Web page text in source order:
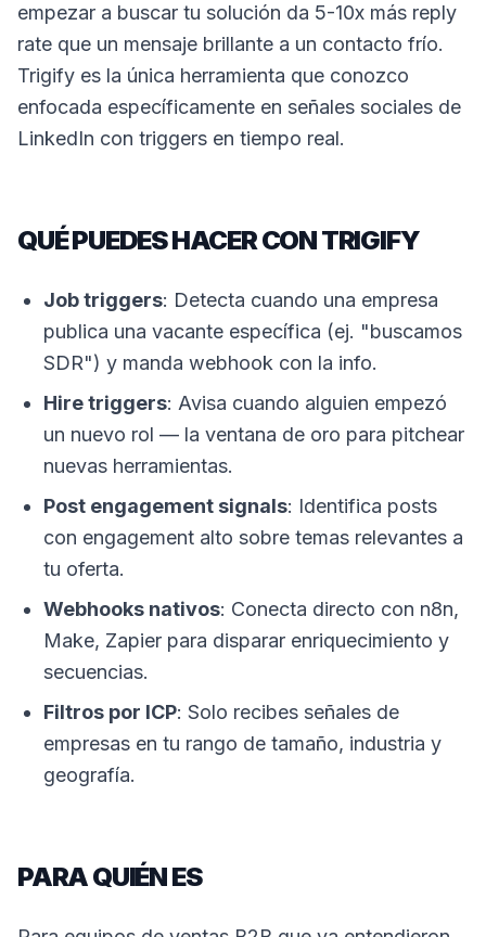
empezar a buscar tu solución da 5-10x más reply
rate que un mensaje brillante a un contacto frío.
Trigify es la única herramienta que conozco
enfocada específicamente en señales sociales de
LinkedIn con triggers en tiempo real.
QUÉ PUEDES HACER CON TRIGIFY
Job triggers: Detecta cuando una empresa
publica una vacante específica (ej. "buscamos
SDR") y manda webhook con la info.
Hire triggers: Avisa cuando alguien empezó
un nuevo rol — la ventana de oro para pitchear
nuevas herramientas.
Post engagement signals: Identifica posts
con engagement alto sobre temas relevantes a
tu oferta.
Webhooks nativos: Conecta directo con n8n,
Make, Zapier para disparar enriquecimiento y
secuencias.
Filtros por ICP: Solo recibes señales de
empresas en tu rango de tamaño, industria y
geografía.
PARA QUIÉN ES